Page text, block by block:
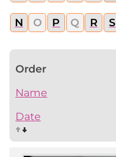
N O P Q R S
Order
Name
Date